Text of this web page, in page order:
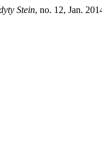
Stein, no. 12, Jan.